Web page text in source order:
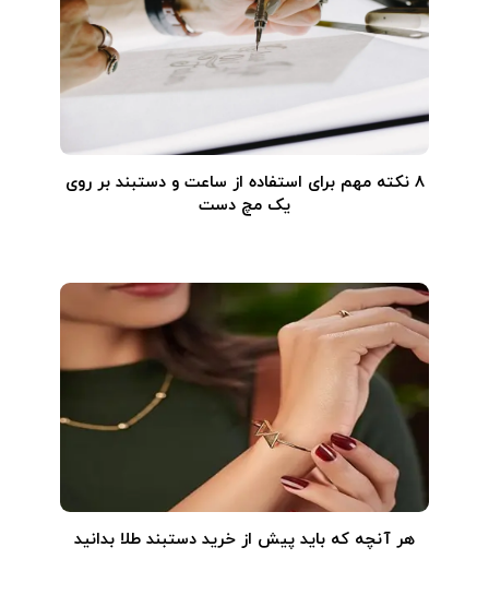
۸ نکته مهم برای استفاده از ساعت و دستبند بر روی
یک مچ دست
هر آنچه که باید پیش از خرید دستبند طلا بدانید